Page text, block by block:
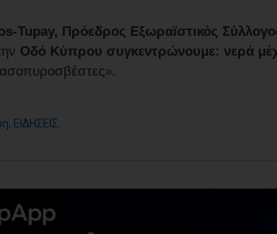
Tupay, Πρόεδρος Εξωραϊστικός
Οδό Κύπρου συγκεντρώνουμε: νερά
, ΕΙΔΗΣΕΙΣ,